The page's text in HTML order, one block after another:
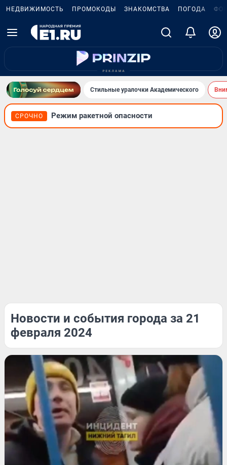
НЕДВИЖИМОСТЬ ПРОМОКОДЫ ЗНАКОМСТВА ПОГОДА
Стильные уралочки Академического
СРОЧНО Режим ракетной опасности
Новости и события города за 21
февраля 2024